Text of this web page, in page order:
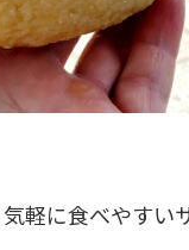
軽に食べやすい